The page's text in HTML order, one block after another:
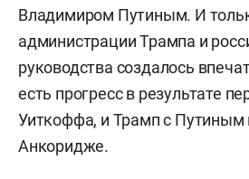
опубликовал около 300
информационно-
комментариев и интервью.
С 2004 года заместитель
исследованиям совета по
политике (СВОП). Ученик
Владимиром Путиным. И
администрации Трампа и
руководства создалось
есть прогресс в результате
Уиткоффа, и Трамп с Путиным
Анкоридже.